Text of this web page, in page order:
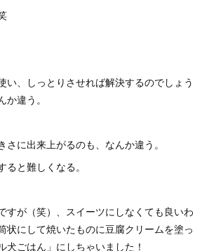
い、しっとりさせれば解決するのでしょう
違う。
さに出来上がるのも、なんか違う。
と難しくなる。
すが（笑）、スイーツにしなくても良いわ
状にして焼いたものに豆腐クリームを塗っ
犬ごはん」にしちゃいました！